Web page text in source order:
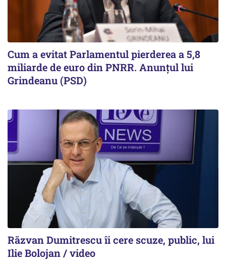
Cum a evitat Parlamentul pierderea a 5,8
miliarde de euro din PNRR. Anunțul lui
Grindeanu (PSD)
Răzvan Dumitrescu îi cere scuze, public, lui
Ilie Bolojan / video